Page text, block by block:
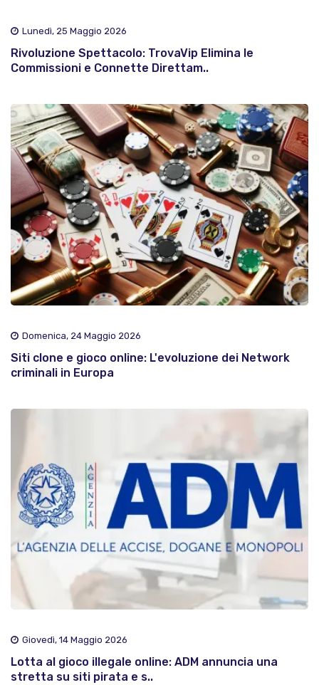
Lunedì, 25 Maggio 2026
Rivoluzione Spettacolo: TrovaVip Elimina le
Commissioni e Connette Direttam..
Domenica, 24 Maggio 2026
Siti clone e gioco online: L'evoluzione dei Network
criminali in Europa
Giovedì, 14 Maggio 2026
Lotta al gioco illegale online: ADM annuncia una
stretta su siti pirata e s..